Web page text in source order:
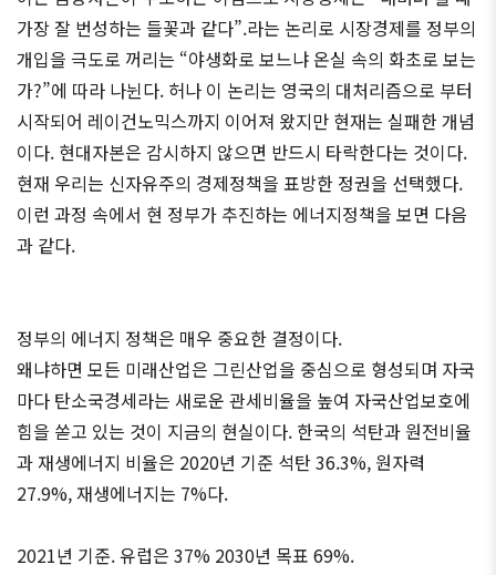
가장 잘 번성하는 들꽃과 같다”.라는 논리로 시장경제를 정부의
개입을 극도로 꺼리는 “야생화로 보느냐 온실 속의 화초로 보는
가?”에 따라 나뉜다. 허나 이 논리는 영국의 대처리즘으로 부터
시작되어 레이건노믹스까지 이어져 왔지만 현재는 실패한 개념
이다. 현대자본은 감시하지 않으면 반드시 타락한다는 것이다.
현재 우리는 신자유주의 경제정책을 표방한 정권을 선택했다.
이런 과정 속에서 현 정부가 추진하는 에너지정책을 보면 다음
과 같다.
정부의 에너지 정책은 매우 중요한 결정이다.
왜냐하면 모든 미래산업은 그린산업을 중심으로 형성되며 자국
마다 탄소국경세라는 새로운 관세비율을 높여 자국산업보호에
힘을 쏟고 있는 것이 지금의 현실이다. 한국의 석탄과 원전비율
과 재생에너지 비율은 2020년 기준 석탄 36.3%, 원자력
27.9%, 재생에너지는 7%다.
2021년 기준. 유럽은 37% 2030년 목표 69%.